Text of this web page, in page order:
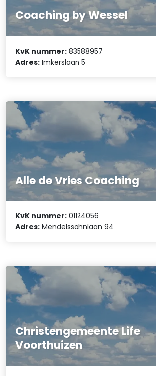
Coaching by Wessel
KvK nummer: 83588957
Adres: Imkerslaan 5
Alle de Vries Coaching
KvK nummer: 01124056
Adres: Mendelssohnlaan 94
Christengemeente Life
Voorthuizen